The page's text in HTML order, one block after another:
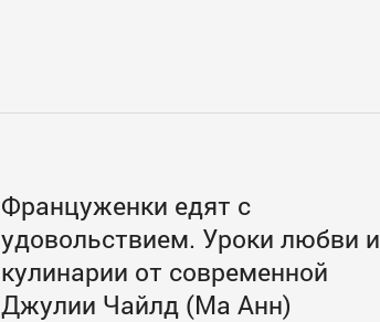
Француженки едят с
удовольствием. Уроки любви и
кулинарии от современной
Джулии Чайлд (Ма Анн)